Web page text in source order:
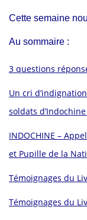
Cette semaine
Au sommaire :
3 questions
Un cri
soldats
INDOCHINE –
et Pupille de la
Témoignages du
Témoignages du